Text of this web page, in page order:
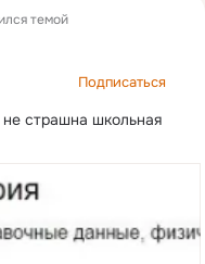
темой
Подписаться
страшна школьная